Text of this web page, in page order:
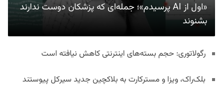
«اول از AI پرسیدم»؛ جمله‌ای که پزشکان دوست ندارند
بشنوند
رگولاتوری: حجم بسته‌های اینترنتی کاهش نیافته است
بلک‌راک، ویزا و مسترکارت به بلاکچین جدید سیرکل پیوستند